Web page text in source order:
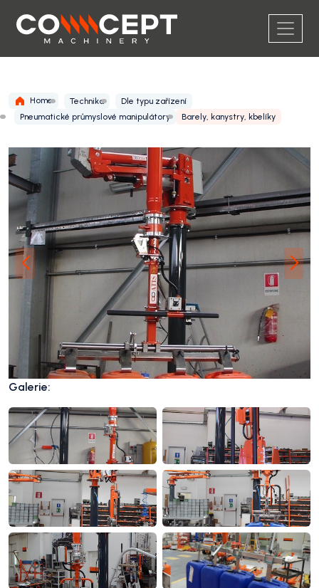
Home Technika
Dle typu zařízení
Pneumatické průmyslové manipulátory
Barely, kanystry, kbelíky
Galerie: